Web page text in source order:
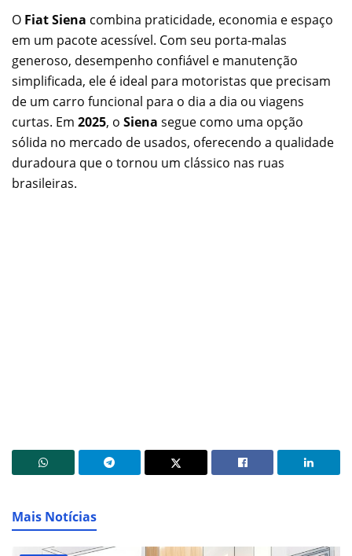
O Fiat Siena combina praticidade, economia e espaço
em um pacote acessível. Com seu porta-malas
generoso, desempenho confiável e manutenção
simplificada, ele é ideal para motoristas que precisam
de um carro funcional para o dia a dia ou viagens
curtas. Em 2025, o Siena segue como uma opção
sólida no mercado de usados, oferecendo a qualidade
duradoura que o tornou um clássico nas ruas
brasileiras.
Mais Notícias